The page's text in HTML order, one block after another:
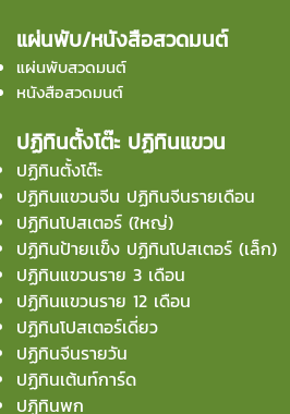
แผ่นพับ/หนังสือสวดมนต์
แผ่นพับสวดมนต์
หนังสือสวดมนต์
ปฏิทินตั้งโต๊ะ ปฏิทินแขวน
ปฏิทินตั้งโต๊ะ
ปฏิทินแขวนจีน ปฏิทินจีนรายเดือน
ปฏิทินโปสเตอร์ (ใหญ่)
ปฏิทินป้ายเเข็ง ปฏิทินโปสเตอร์ (เล็ก)
ปฏิทินแขวนราย 3 เดือน
ปฏิทินแขวนราย 12 เดือน
ปฏิทินโปสเตอร์เดี่ยว
ปฏิทินจีนรายวัน
ปฏิทินเต้นท์การ์ด
ปฏิทินพก